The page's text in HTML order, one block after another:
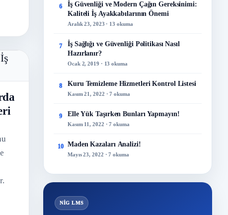
6
İş Güvenliği ve Modern Çağın Gereksinimi:
Kaliteli İş Ayakkabılarının Önemi
Aralık 23, 2023 · 13 okuma
7
İş Sağlığı ve Güvenliği Politikası Nasıl
Hazırlanır?
Ocak 2, 2019 · 13 okuma
8 Kuru Temizleme Hizmetleri Kontrol Listesi
Kasım 21, 2022 · 7 okuma
9 Elle Yük Taşırken Bunları Yapmayın!
Kasım 11, 2022 · 7 okuma
10 Maden Kazaları Analizi!
Mayıs 23, 2022 · 7 okuma
NİG LMS